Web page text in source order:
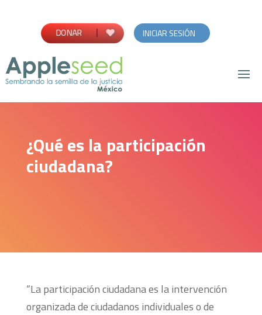
DONAR INICIAR SESIÓN
¿Qué es la participación
ciudadana?
“La participación ciudadana es la intervención
organizada de ciudadanos individuales o de